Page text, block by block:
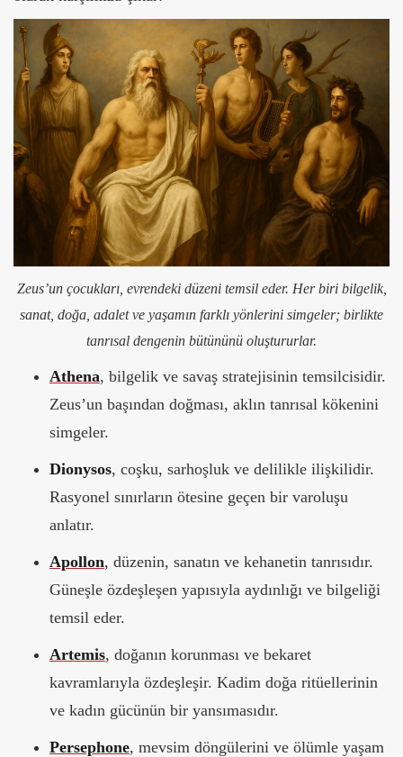
Zeus’un çocukları, evrendeki düzeni temsil eder. Her biri bilgelik,
sanat, doğa, adalet ve yaşamın farklı yönlerini simgeler; birlikte
tanrısal dengenin bütününü oluştururlar.
Athena, bilgelik ve savaş stratejisinin temsilcisidir.
Zeus’un başından doğması, aklın tanrısal kökenini
simgeler.
Dionysos, coşku, sarhoşluk ve delilikle ilişkilidir.
Rasyonel sınırların ötesine geçen bir varoluşu
anlatır.
Apollon, düzenin, sanatın ve kehanetin tanrısıdır.
Güneşle özdeşleşen yapısıyla aydınlığı ve bilgeliği
temsil eder.
Artemis, doğanın korunması ve bekaret
kavramlarıyla özdeşleşir. Kadim doğa ritüellerinin
ve kadın gücünün bir yansımasıdır.
Persephone, mevsim döngülerini ve ölümle yaşam